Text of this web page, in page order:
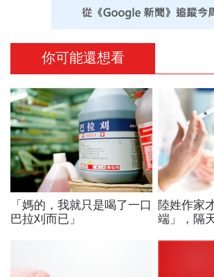
你可能還想看
「媽的，我就只是喝了一口
巴拉刈而已」
陸姓作家
端」，隔